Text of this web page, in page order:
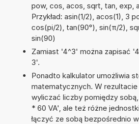
pow, cos, acos, sqrt, tan, exp,
Przykład: asin(1/2), acos(1), 3
cos(pi/2), tan(90°), sin(π/2),
sin(90)
Zamiast '4^3' można zapisać
3'.
Ponadto kalkulator umożliwia
matematycznych. W rezultacie
wyliczać liczby pomiędzy sobą,
* 60 VA', ale też różne
łączyć ze sobą bezpośrednio